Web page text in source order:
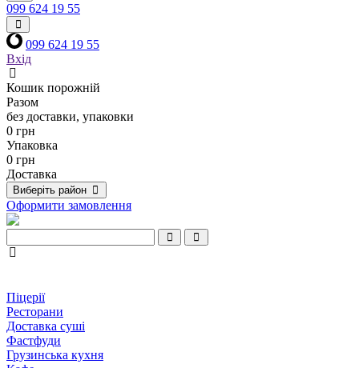
099 624 19 55
099 624 19 55
Вхід
Кошик порожній
Разом
без доставки, упаковки
0 грн
Упаковка
0 грн
Доставка
Виберіть район
Оформити замовлення
Піцерії
Ресторани
Доставка суші
Фастфуди
Грузинська кухня